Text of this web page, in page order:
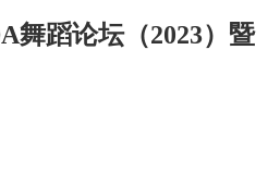
舞蹈论坛（2023）暨